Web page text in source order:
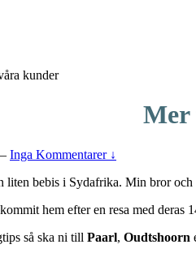
kunder
Mer
Inga Kommentarer ↓
liten bebis i Sydafrika. Min bror
hem efter en resa med deras
så ska ni till Paarl, Oudtshoorn